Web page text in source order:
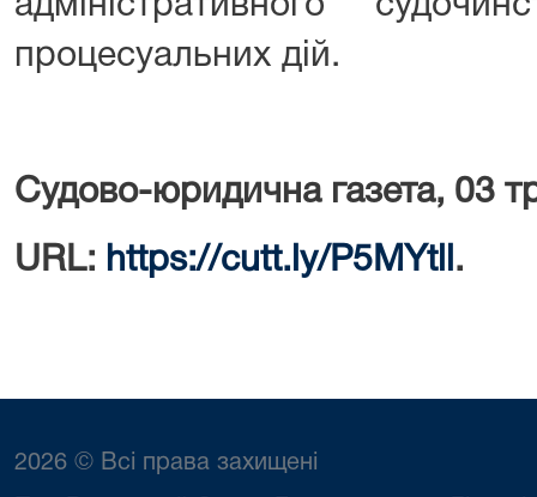
адміністративного
процесуальних дій.
Судово-юридична газета, 03
URL: https://cutt.ly/P5MYtll .
2026 © Всі права захищені